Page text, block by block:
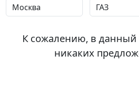
К сожалению, в данный
никаких